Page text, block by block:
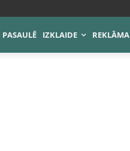
PASAULĒ IZKLAIDE REKLĀMA